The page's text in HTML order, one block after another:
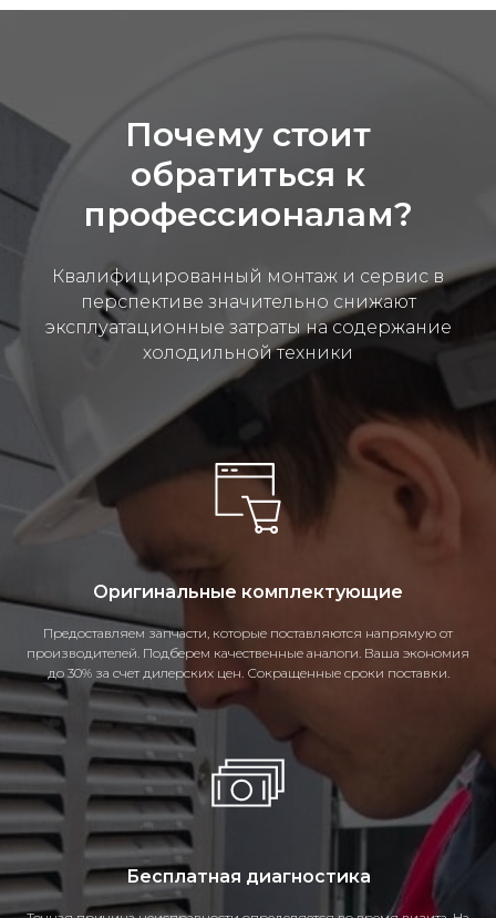
Почему стоит
обратиться к
профессионалам?
Квалифицированный монтаж и сервис в
перспективе значительно снижают
эксплуатационные затраты на содержание
холодильной техники
Оригинальные комплектующие
Предоставляем запчасти, которые поставляются напрямую от
производителей. Подберем качественные аналоги. Ваша экономия
до 30% за счет дилерских цен. Сокращенные сроки поставки.
Бесплатная диагностика